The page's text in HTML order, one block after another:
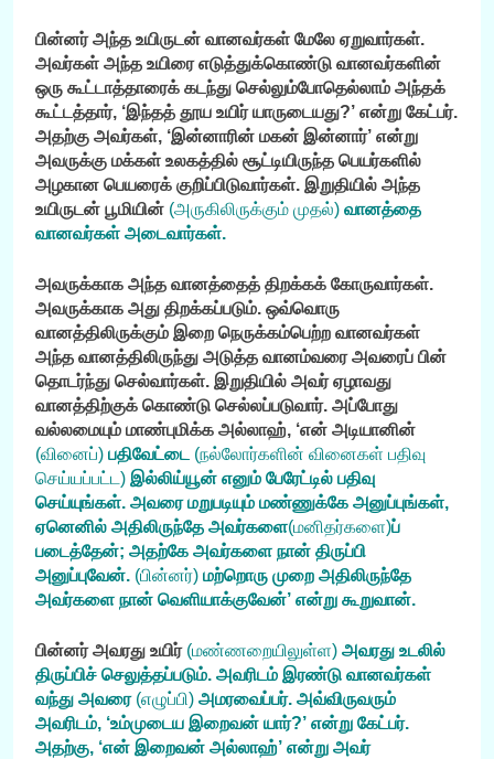
பின்னர் அந்த உயிருடன் வானவர்கள் மேலே ஏறுவார்கள்.
அவர்கள் அந்த உயிரை எடுத்துக்கொண்டு வானவர்களின்
ஒரு கூட்டாத்தாரைக் கடந்து செல்லும்போதெல்லாம் அந்தக்
கூட்டத்தார், ‘இந்தத் தூய உயிர் யாருடையது?’ என்று கேட்பர்.
அதற்கு அவர்கள், ‘இன்னாரின் மகன் இன்னார்’ என்று
அவருக்கு மக்கள் உலகத்தில் சூட்டியிருந்த பெயர்களில்
அழகான பெயரைக் குறிப்பிடுவார்கள். இறுதியில் அந்த
உயிருடன் பூமியின் (அருகிலிருக்கும் முதல்) வானத்தை
வானவர்கள் அடைவார்கள்.
அவருக்காக அந்த வானத்தைத் திறக்கக் கோருவார்கள்.
அவருக்காக அது திறக்கப்படும். ஒவ்வொரு
வானத்திலிருக்கும் இறை நெருக்கம்பெற்ற வானவர்கள்
அந்த வானத்திலிருந்து அடுத்த வானம்வரை அவரைப் பின்
தொடர்ந்து செல்வார்கள். இறுதியில் அவர் ஏழாவது
வானத்திற்குக் கொண்டு செல்லப்படுவார். அப்போது
வல்லமையும் மாண்புமிக்க அல்லாஹ், ‘என் அடியானின்
(வினைப்) பதிவேட்டை (நல்லோர்களின் வினைகள் பதிவு
செய்யப்பட்ட) இல்லிய்யூன் எனும் பேரேட்டில் பதிவு
செய்யுங்கள். அவரை மறுபடியும் மண்ணுக்கே அனுப்புங்கள்,
ஏனெனில் அதிலிருந்தே அவர்களை(மனிதர்களை)ப்
படைத்தேன்; அதற்கே அவர்களை நான் திருப்பி
அனுப்புவேன். (பின்னர்) மற்றொரு முறை அதிலிருந்தே
அவர்களை நான் வெளியாக்குவேன்’ என்று கூறுவான்.
பின்னர் அவரது உயிர் (மண்ணறையிலுள்ள) அவரது உடலில்
திருப்பிச் செலுத்தப்படும். அவரிடம் இரண்டு வானவர்கள்
வந்து அவரை (எழுப்பி) அமரவைப்பர். அவ்விருவரும்
அவரிடம், ‘உம்முடைய இறைவன் யார்?’ என்று கேட்பர்.
அதற்கு, ‘என் இறைவன் அல்லாஹ்’ என்று அவர்